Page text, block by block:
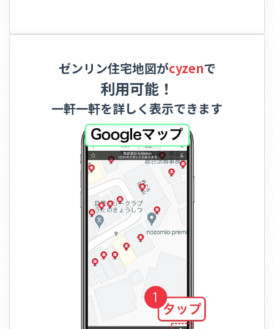
ゼンリン住宅地図がcyzenで
利用可能！
一軒一軒を詳しく表示できます